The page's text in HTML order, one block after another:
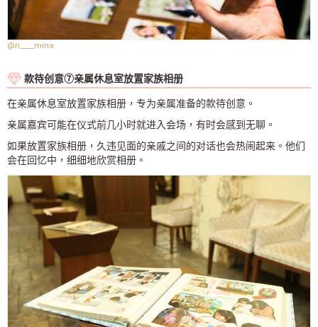
@ri____mina
款待创意⑦亲属休息室放置家族相册
在亲属休息室放置家族相册，专为亲属准备的款待创意。
亲属嘉宾可能在仪式前几小时就进入会场，有时会感到无聊。
如果放置家族相册，久违见面的亲戚之间的对话也会热闹起来。他们
会在回忆中，细细地欣赏相册。